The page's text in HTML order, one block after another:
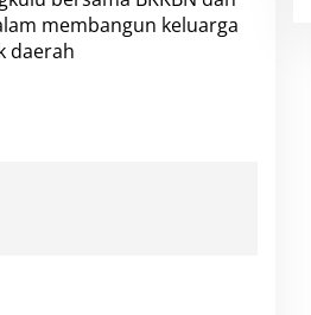
membangun keluarga
daerah